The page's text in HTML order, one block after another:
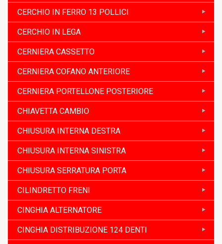
CERCHIO IN FERRO 13 POLLICI
CERCHIO IN LEGA
CERNIERA CASSETTO
CERNIERA COFANO ANTERIORE
CERNIERA PORTELLONE POSTERIORE
CHIAVETTA CAMBIO
CHIUSURA INTERNA DESTRA
CHIUSURA INTERNA SINISTRA
CHIUSURA SERRATURA PORTA
CILINDRETTO FRENI
CINGHIA ALTERNATORE
CINGHIA DISTRIBUZIONE 124 DENTI